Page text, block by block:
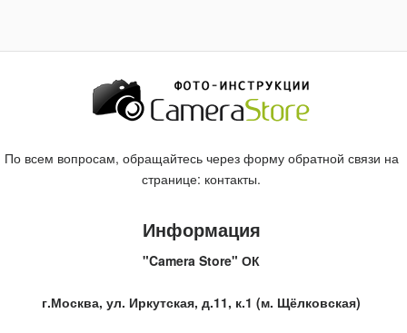
По всем вопросам, обращайтесь через форму обратной связи на
странице: контакты.
Информация
"Camera Store" ОК
г.Москва, ул. Иркутская, д.11, к.1 (м. Щёлковская)